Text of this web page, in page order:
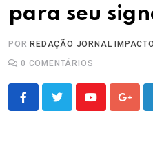
para seu
POR REDAÇÃO JORNAL IMPACTO
0 COMENTÁRIOS
Youtube